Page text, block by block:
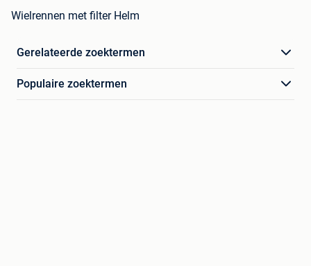
Wielrennen met filter Helm
Gerelateerde zoektermen
Populaire zoektermen